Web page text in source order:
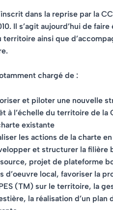
dans la reprise par la
Il s’agit aujourd’hui de
territoire ainsi que
chargé de :
et piloter une nouvelle
à l’échelle du territoire de
existante
les actions de la charte
et structurer la filière
projet de plateforme
d’oeuvre local, favoriser la
(TM) sur le territoire, la
la réalisation d’un plan